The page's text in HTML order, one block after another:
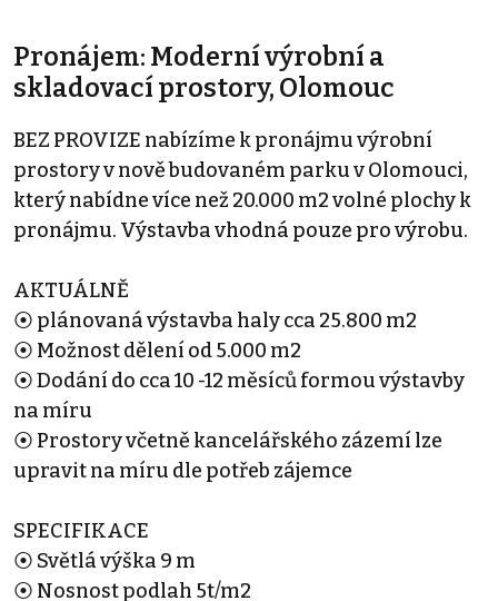
Pronájem: Moderní výrobní a
skladovací prostory, Olomouc
BEZ PROVIZE nabízíme k pronájmu výrobní
prostory v nově budovaném parku v Olomouci,
který nabídne více než 20.000 m2 volné plochy k
pronájmu. Výstavba vhodná pouze pro výrobu.
AKTUÁLNĚ
⦿ plánovaná výstavba haly cca 25.800 m2
⦿ Možnost dělení od 5.000 m2
⦿ Dodání do cca 10 -12 měsíců formou výstavby
na míru
⦿ Prostory včetně kancelářského zázemí lze
upravit na míru dle potřeb zájemce
SPECIFIKACE
⦿ Světlá výška 9 m
⦿ Nosnost podlah 5t/m2